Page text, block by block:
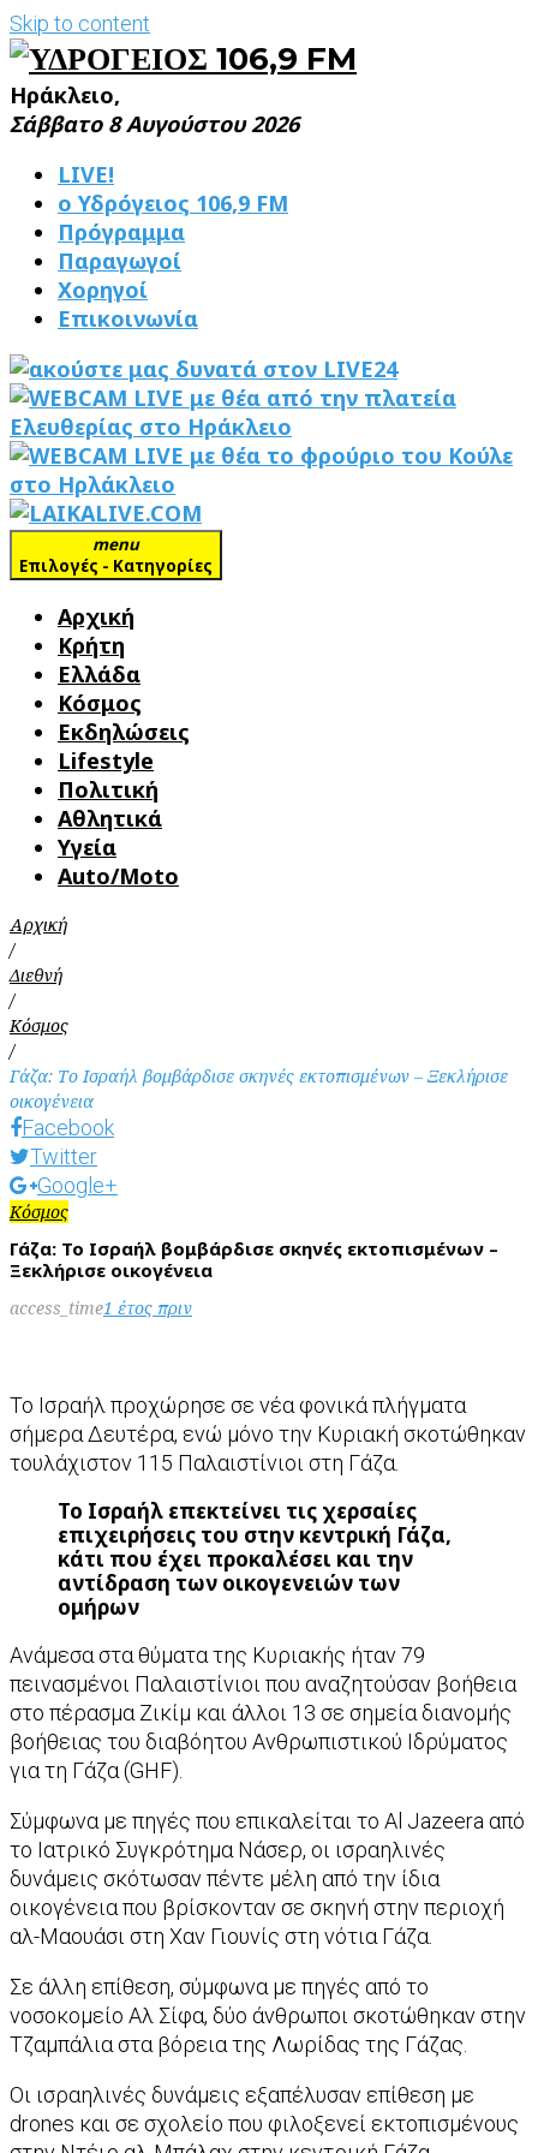
Skip to content
Ηράκλειο,
Σάββατο 8 Αυγούστου 2026
LIVE!
ο Υδρόγειος 106,9 FM
Πρόγραμμα
Παραγωγοί
Χορηγοί
Επικοινωνία
menu
Επιλογές - Κατηγορίες
Αρχική
Κρήτη
Ελλάδα
Κόσμος
Εκδηλώσεις
Lifestyle
Πολιτική
Αθλητικά
Υγεία
Auto/Moto
Αρχική
/
Διεθνή
/
Κόσμος
/
Γάζα: Το Ισραήλ βομβάρδισε σκηνές εκτοπισμένων – Ξεκλήρισε
οικογένεια
Facebook
Twitter
Google+
Κόσμος
Γάζα: Το Ισραήλ βομβάρδισε σκηνές εκτοπισμένων –
Ξεκλήρισε οικογένεια
access_time1 έτος πριν
Το Ισραήλ προχώρησε σε νέα φονικά πλήγματα
σήμερα Δευτέρα, ενώ μόνο την Κυριακή σκοτώθηκαν
τουλάχιστον 115 Παλαιστίνιοι στη Γάζα.
Το Ισραήλ επεκτείνει τις χερσαίες
επιχειρήσεις του στην κεντρική Γάζα,
κάτι που έχει προκαλέσει και την
αντίδραση των οικογενειών των
ομήρων
Ανάμεσα στα θύματα της Κυριακής ήταν 79
πεινασμένοι Παλαιστίνιοι που αναζητούσαν βοήθεια
στο πέρασμα Ζικίμ και άλλοι 13 σε σημεία διανομής
βοήθειας του διαβόητου Ανθρωπιστικού Ιδρύματος
για τη Γάζα (GHF).
Σύμφωνα με πηγές που επικαλείται το Al Jazeera από
το Ιατρικό Συγκρότημα Νάσερ, οι ισραηλινές
δυνάμεις σκότωσαν πέντε μέλη από την ίδια
οικογένεια που βρίσκονταν σε σκηνή στην περιοχή
αλ-Μαουάσι στη Χαν Γιουνίς στη νότια Γάζα.
Σε άλλη επίθεση, σύμφωνα με πηγές από το
νοσοκομείο Αλ Σίφα, δύο άνθρωποι σκοτώθηκαν στην
Τζαμπάλια στα βόρεια της Λωρίδας της Γάζας.
Οι ισραηλινές δυνάμεις εξαπέλυσαν επίθεση με
drones και σε σχολείο που φιλοξενεί εκτοπισμένους